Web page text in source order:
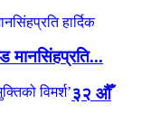
मानसिंहप्रति...
३२ औँ